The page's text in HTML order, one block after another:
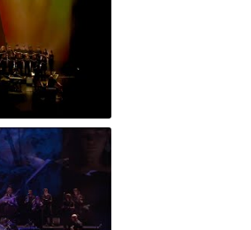
Dresden (AO VIVO - CCB, Lisboa, 02/2020)